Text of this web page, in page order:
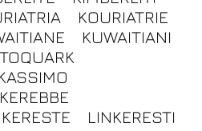
KOURIATRIE
KUWAITIANI
LINKERESTI